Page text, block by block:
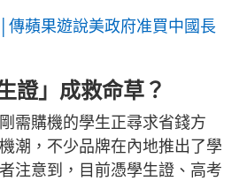
傳蘋果遊說美政府准買中國長
證」成救命草？
需購機的學生正尋求省錢方
潮，不少品牌在內地推出了學
注意到，目前憑學生證、高考